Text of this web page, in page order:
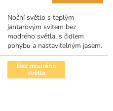
Noční světlo s teplým
jantarovým svitem bez
modrého světla, s čidlem
pohybu a nastavitelným jasem.
Bez modrého
světla